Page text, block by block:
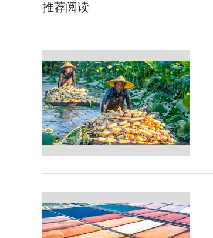
推荐阅读